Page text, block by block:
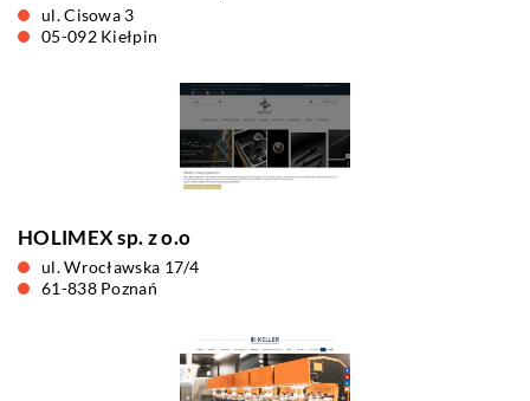
ul. Cisowa 3
05-092 Kiełpin
HOLIMEX sp. z o.o
ul. Wrocławska 17/4
61-838 Poznań